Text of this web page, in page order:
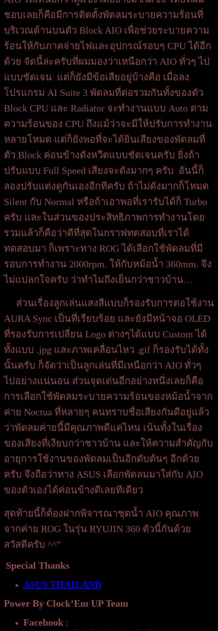
ชอบเลยก็คือมีการติดตั้งพัดลมระบายความร้อนที่
บริเวณด้านบนตัว Block AIO เพื่อช่วยระบายความ
ร้อนให้กับภาคจ่ายไฟและอุปกรณ์รอบๆ CPU ได้อีก
ด้วย จัดนี้ล่ะครับที่ผมมองว่าเหนือกว่า AIO ทั่วๆ ไป
แบบชัดเจน แต่ก็ยังมีข้อเสียอยู่บ้างคือ เมื่อลง
โปรแกรม AI Suite 3 พัดลมที่ต่อรวมกันทั้งของตัว
Block CPU และ Radiator จะทำงานแบบ Auto ตาม
ความร้อนของ CPU ถึงแม้ว่าจะมีให้ปรับการทำงาน
หลายโหมด แต่ก็ยังพอที่จะได้ยินเสียงของพัดลมที่
ตัว Block ค่อนข้างดังหวีดแบบชัดเจนครับ ยิ่งถ้า
ปรับแบบ Full Speed เสียงจะดังมากๆ ครับ อันนี้ก็
ลองปรับแต่งดูกันเองอีกทีครับ ถ้าไม่ดังมากก็โหมด
Silent กับ Normal หรือถ้าเอาพอที่เรารับได้ก็ Turbo
ครับ และในส่วนของประสิทธิภาพการทำงานโดย
รวมแล้วก็คือว่าดีที่สุดในกราฟทดสอบที่เราได้
ทดสอบมา ก็เพราะทาง ROG ได้เลือกใช้พัดลมที่มี
รอบการทำงาน 2000rpm. ให้กับหม้อน้ำ 360mm. จึง
ไม่แปลกใจครับ ว่าทำไมถึงเย็นกว่าชาวบ้าน…
ส่วนเรื่องลูกเล่นแสงสีแบบก็รองรับการต่อใช้งาน
AURA Sync เป็นที่เรียบร้อย และยังมีหน้าจอ OLED
ที่รองรับการเปลี่ยน Logo ต่างๆได้แบบ Custom ได้
ทั้งแบบ .jpg และภาพเคลื่อนไหว .gif ก็รองรับได้ทั้ง
นั้นครับ ก็จัดว่าเป็นลูกเล่นที่มีเหนือกว่า AIO ทั่วๆ
ไปอย่างแน่นอน ส่วนจุดเด่นอีกอย่างหนึ่งเลยก็คือ
การเลือกใช้พัดลมระบายความร้อนของหม้อน้ำจาก
ค่าย Noctua ที่หลายๆ คนทราบชื่อเสียงกันดีอยู่แล้ว
ว่าพัดลมค่ายนี้มีคุณภาพดีแค่ไหน เน้นทั้งในเรื่อง
ของเสียงที่เงียบกว่าชาวบ้าน และให้ความสำคัญกับ
อายุการใช้งานของพัดลมเป็นอีกดับต้นๆ อีกด้วย
ครับ จึงถือว่าทาง ASUS เลือกพัดลมมาใส่กับ AIO
ของตัวเองได้ค่อนข้างดีเลยทีเดียว
สุดท้ายนี้ก็ต้องฝากพิจารณาชุดน้ำ AIO คุณภาพ
จากค่าย ROG ในรุ่น RYUJIN 360 ตัวนี้กันด้วย
สวัสดีครับ ^^”
Special Thanks
ASUS THAILAND
Power By Clock’Em UP Team
Facebook :